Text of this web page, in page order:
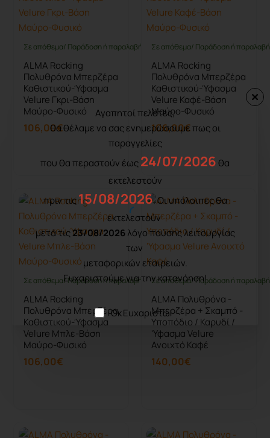
Αγαπητοί πελάτες,
θα θέλαμε να σας ενημερώσουμε πως οι
παραγγελίες
που θα περαστούν έως24/07/2026 θα
εκτελεστούν
πριν τις15/08/2026. Οι υπόλοιπες θα
εκτελεστούν
μετά τις23/08/2026λόγο παύσης λειτουργίας
των
μεταφορικών εταιρειών.
Ευχαριστούμε για την κατανόηση!
Οκ Ευχαριστώ!
Σε απόθεμα/ Παράδοση ή παραλαβή έως 10 ημέρες
ALMA Rocking
Πολυθρόνα Μπερζέρα
Καθιστικού-Ύφασμα
Velure Γκρι-Βάση
Μαύρο-Φυσικό
106,00€
Σε απόθεμα/ Παράδοση ή
ALMA Rocking
Πολυθρόνα Μπερζέρα
Καθιστικού-Ύφασμα
Velure Καφέ-Βάση
Μαύρο-Φυσικό
106,00€
Σε απόθεμα/ Παράδοση ή παραλαβή έως 10 ημέρες
ALMA Rocking
Πολυθρόνα Μπερζέρα
Καθιστικού-Ύφασμα
Velure Μπλε-Βάση
Μαύρο-Φυσικό
106,00€
Σε απόθεμα/ Παράδοση ή
ALMA Πολυθρόνα -
Μπερζέρα + Σκαμπό -
Υποπόδιο / Καρυδί /
'Υφασμα Velure
Ανοιχτό Καφέ
140,00€